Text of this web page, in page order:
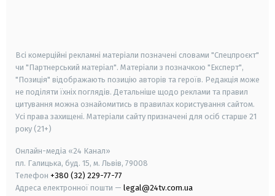
Всі комерційні рекламні матеріали позначені словами "Спецпроєкт"
чи "Партнерський матеріал". Матеріали з позначкою "Експерт",
"Позиція" відображають позицію авторів та героїв. Редакція може
не поділяти їхніх поглядів. Детальніше щодо реклами та правил
цитування можна ознайомитись в правилах користування сайтом.
Усі права захищені. Матеріали сайту призначені для осіб старше 21
року (21+)
Онлайн-медіа «24 Канал»
пл. Галицька, буд. 15, м. Львів, 79008
Телефон +380 (32) 229-77-77
Адреса електронної пошти — legal@24tv.com.ua